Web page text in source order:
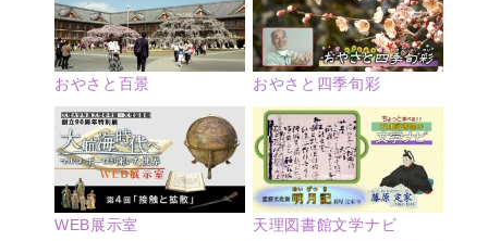
おやさと百景 おやさと四季旬彩
WEB展示室 天理図書館文学ナビ